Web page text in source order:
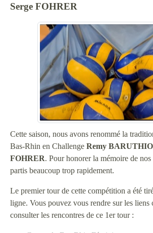
Serge FOHRER
Cette saison, nous avons renommé la
Bas-Rhin en Challenge Remy BARUTHIO
FOHRER. Pour honorer la mémoire de
partis beaucoup trop rapidement.
Le premier tour de cette compétition a été
ligne. Vous pouvez vous rendre sur les liens
consulter les rencontres de ce 1er tour :